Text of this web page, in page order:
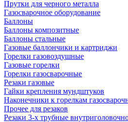
Прутки для черного металла
Газосварочное оборудование
Баллоны
Баллоны композитные
Баллоны стальные
Газовые баллончики и картриджи
Горелки газовоздушные
Газовые горелки
Горелки газосварочные
Резаки газовые
Гайки крепления мундштуков
Наконечники к горелкам
Прочее для резаков
Резаки 3-х трубные